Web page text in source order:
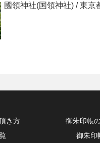
國領神社(国領神社) / 東京
き方
御朱印帳
御朱印